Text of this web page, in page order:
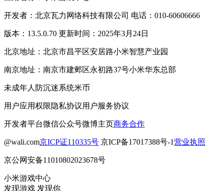
开发者：北京瓦力网络科技有限公司 电话：010-60606666
版本：13.5.0.70 更新时间：2025年3月24日
北京地址：北京市昌平区安居路小米智慧产业园
南京地址：南京市建邺区永初路37号小米华东总部
未成年人防沉迷系统米币
用户应用权限隐私协议用户服务协议
开发者平台微信公众号微博主页商务合作
@wali.com京ICP证110335号 京ICP备17017388号-1营业执照
京公网安备11010802023678号
小米游戏中心
发现游戏 发现你